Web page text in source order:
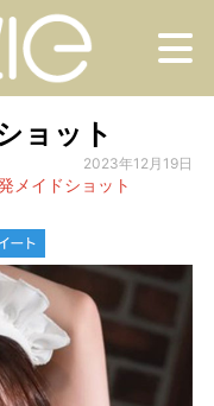
ョット
2023年12月19日
メイドショット